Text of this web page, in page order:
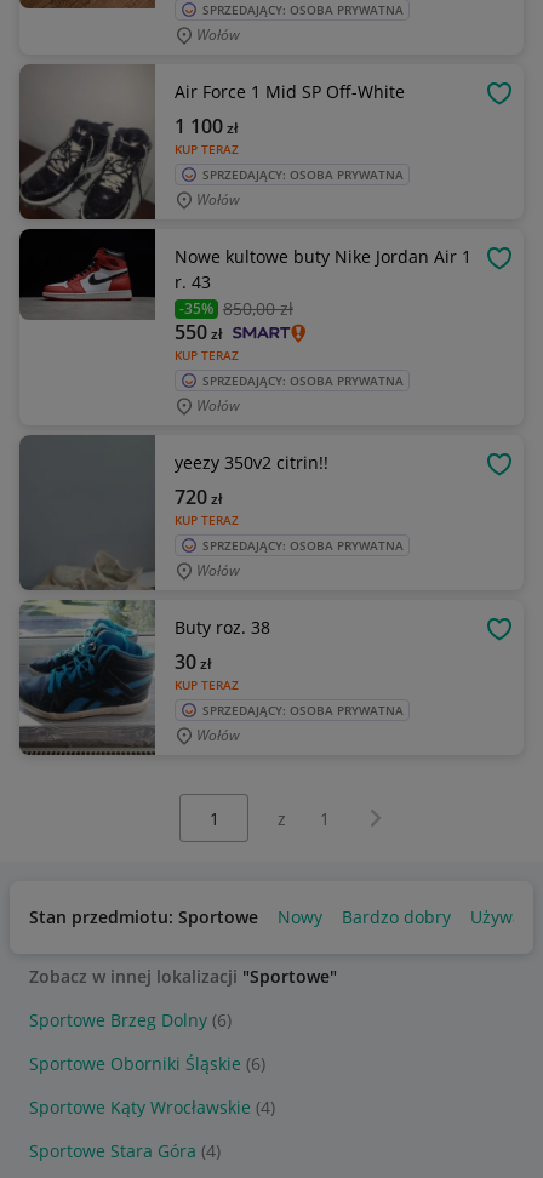
SPRZEDAJĄCY: OSOBA PRYWATNA
Wołów
Air Force 1 Mid SP Off-White
KUP TERAZ
1 100zł
SPRZEDAJĄCY: OSOBA PRYWATNA
Wołów
Nowe kultowe buty Nike Jordan Air 1
r. 43
-35% 850,00 zł
KUP TERAZ
550zł
SPRZEDAJĄCY: OSOBA PRYWATNA
Wołów
yeezy 350v2 citrin!!
KUP TERAZ
720zł
SPRZEDAJĄCY: OSOBA PRYWATNA
Wołów
Buty roz. 38
KUP TERAZ
30zł
SPRZEDAJĄCY: OSOBA PRYWATNA
Wołów
z 1 Następna strona
Stan przedmiotu: Sportowe Nowy Bardzo dobry Używany
Zobacz w innej lokalizacji "Sportowe"
Sportowe Brzeg Dolny (6)
Sportowe Oborniki Śląskie (6)
Sportowe Kąty Wrocławskie (4)
Sportowe Stara Góra (4)